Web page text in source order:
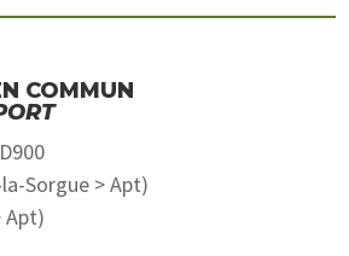
COMMUN
Sorgue > Apt)
Apt)